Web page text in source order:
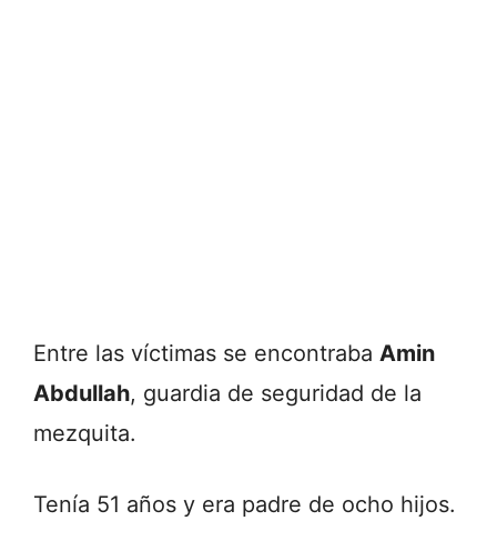
Entre las víctimas se encontraba Amin
Abdullah, guardia de seguridad de la
mezquita.
Tenía 51 años y era padre de ocho hijos.